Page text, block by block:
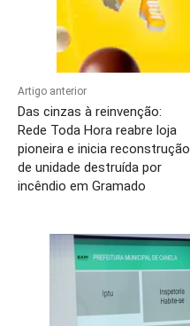
Artigo anterior
Das cinzas à reinvenção:
Rede Toda Hora reabre loja
pioneira e inicia reconstrução
de unidade destruída por
incêndio em Gramado